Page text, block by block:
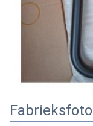
Fabrieksfoto